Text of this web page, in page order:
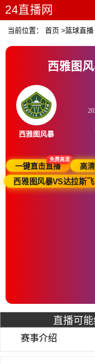
24直播网
当前位置：首页 >篮球直播
西雅图
西雅图风暴
一键直击直播
免费高清
高
西雅图风暴VS达拉斯
直播可
赛事介绍